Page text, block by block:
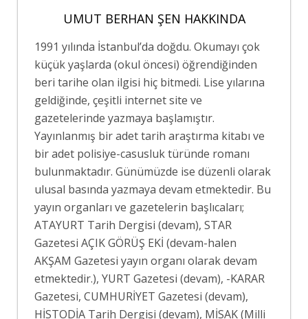
UMUT BERHAN ŞEN HAKKINDA
1991 yılında İstanbul’da doğdu. Okumayı çok
küçük yaşlarda (okul öncesi) öğrendiğinden
beri tarihe olan ilgisi hiç bitmedi. Lise yılarına
geldiğinde, çeşitli internet site ve
gazetelerinde yazmaya başlamıştır.
Yayınlanmış bir adet tarih araştırma kitabı ve
bir adet polisiye-casusluk türünde romanı
bulunmaktadır. Günümüzde ise düzenli olarak
ulusal basında yazmaya devam etmektedir. Bu
yayın organları ve gazetelerin başlıcaları;
ATAYURT Tarih Dergisi (devam), STAR
Gazetesi AÇIK GÖRÜŞ EKİ (devam-halen
AKŞAM Gazetesi yayın organı olarak devam
etmektedir.), YURT Gazetesi (devam), -KARAR
Gazetesi, CUMHURİYET Gazetesi (devam),
HİSTODİA Tarih Dergisi (devam), MİSAK (Milli